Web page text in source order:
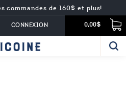
commandes de 160$ et plus!
0,00$
CONNEXION